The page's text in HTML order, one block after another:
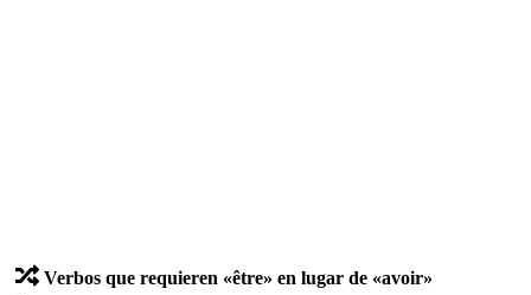
Verbos que requieren «être» en lugar de «avoir»